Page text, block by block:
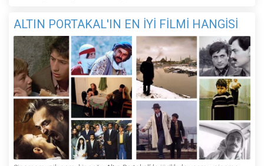
ALTIN PORTAKAL'IN EN İYİ FİLMİ HANGİSİ